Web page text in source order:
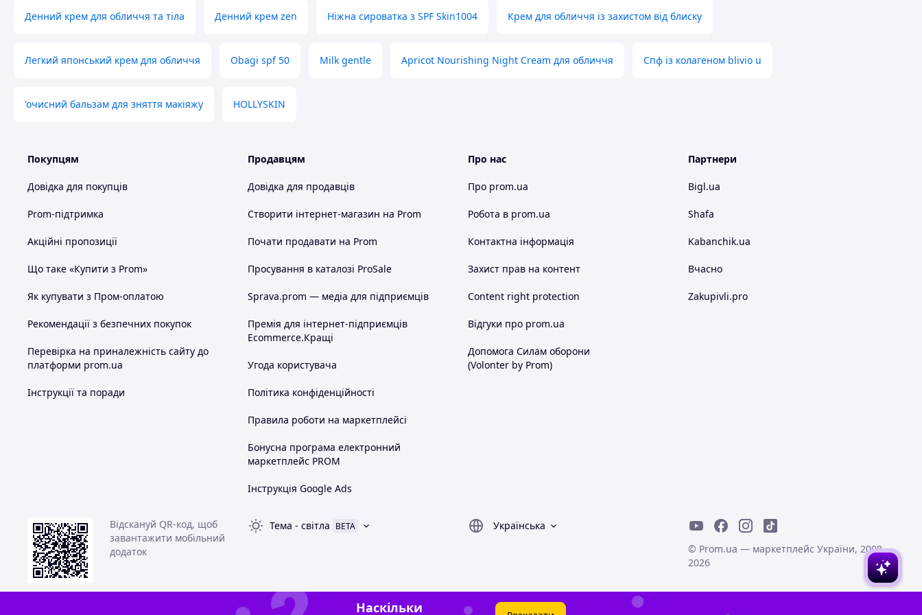
Денний крем для обличчя та тіла Денний крем zen Ніжна сироватка з SPF Skin1004 Крем для обличчя із захистом від блиску
Легкий японський крем для обличчя Obagi spf 50 Milk gentle Apricot Nourishing Night Cream для обличчя Спф із колагеном blivio u
'очисний бальзам для зняття макіяжу HOLLYSKIN
Покупцям
Довідка для покупців
Prom-підтримка
Акційні пропозиції
Що таке «Купити з Prom»
Як купувати з Пром-оплатою
Рекомендації з безпечних покупок
Перевірка на приналежність сайту до
платформи prom.ua
Інструкції та поради
Продавцям
Довідка для продавців
Створити інтернет-магазин на Prom
Почати продавати на Prom
Просування в каталозі ProSale
Sprava.prom — медіа для підприємців
Премія для інтернет-підприємців
Ecommerce.Кращі
Угода користувача
Політика конфіденційності
Правила роботи на маркетплейсі
Бонусна програма електронний
маркетплейс PROM
Інструкція Google Ads
Про нас
Про prom.ua
Робота в prom.ua
Контактна інформація
Захист прав на контент
Content right protection
Відгуки про prom.ua
Допомога Силам оборони
(Volonter by Prom)
Партнери
Bigl.ua
Shafa
Kabanchik.ua
Вчасно
Zakupivli.pro
Відскануй QR-код, щоб
завантажити мобільний
додаток
Тема - світла BETA
Українська
© Prom.ua — маркетплейс України, 2008-
2026
Наскільки